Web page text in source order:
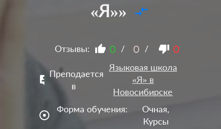
«Я»» compare_arrows
Преподается
в
Языковая школа
«Я» в
Новосибирске
adjust
Форма обучения:
Очная,
Курсы
Отзывы: 0 / 0 / 0